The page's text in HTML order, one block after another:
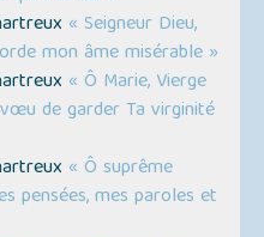
« Seigneur Dieu,
mon âme misérable »
« Ô Marie, Vierge
de garder Ta virginité
« Ô suprême
pensées, mes paroles et